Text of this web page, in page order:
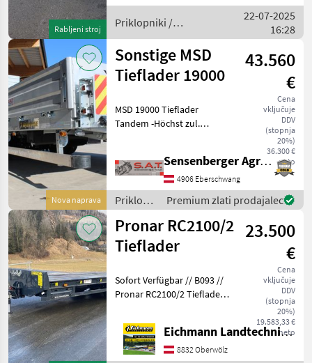
Rabljeni stroj
Priklopniki /
Dinapolis
22-07-2025
16:28
Nova naprava
Sonstige MSD
Tieflader 19000
43.560
€
Cena
vključuje
DDV
(stopnja
20%)
36.300 €
neto
MSD 19000 Tieflader
Tandem -Höchst zul.
Nutzlast 13500 kg -2 x 10
Tonnen Achse -Ladefläche
5800 mm + 1300 mm
Sensenberger Agrar-Technik
4906 Eberschwang
Priklopniki
/
Sonstige
Premium zlati prodajalec
Pronar RC2100/2
Tieflader
23.500
€
Cena
vključuje
DDV
(stopnja
20%)
19.583,33 €
neto
Sofort Verfügbar // B093 //
Pronar RC2100/2 Tieflader
Wie vom Kunden, in einem
Top Zustand. Ausstattung
& Details: - Zul. Gesamtgewi
Eichmann Landtechnik GmbH
8832 Oberwölz